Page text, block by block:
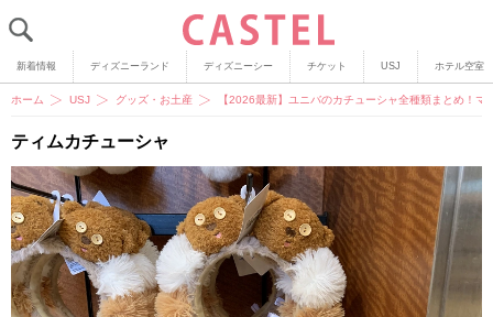
新着情報 ディズニーランド ディズニーシー チケット USJ ホテル空室
ホーム USJ グッズ・お土産 【2026最新】ユニバのカチューシャ全種類まとめ！
ティムカチューシャ